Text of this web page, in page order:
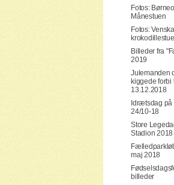
Fotos:
Månestuen
Fotos:
Billeder fra
2019
Julemanden
kiggede forbi
13.12.2018
Idrætsdag
24/10-18
Store
Stadion 2018
maj 2018
billeder